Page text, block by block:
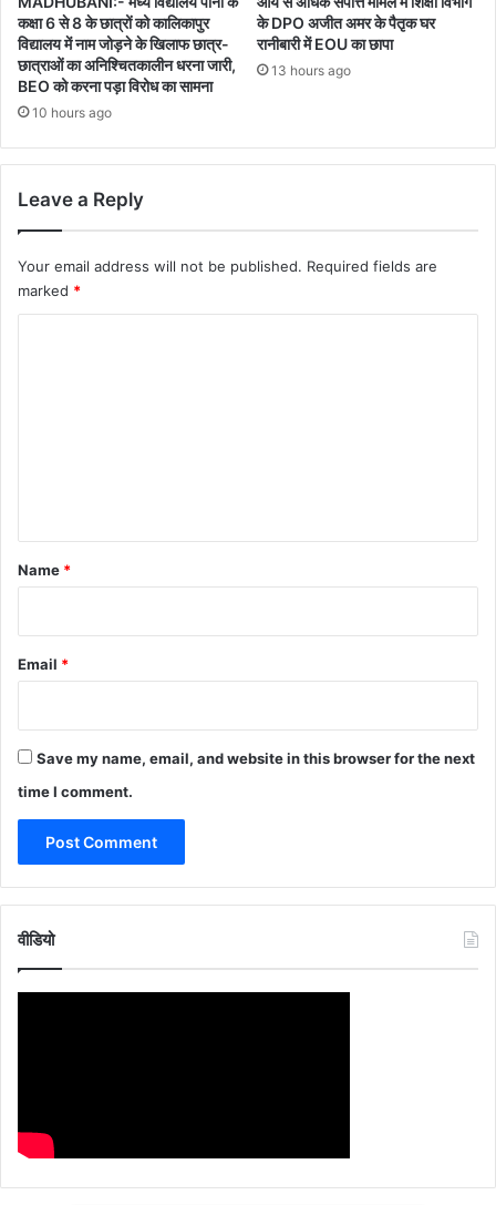
कक्षा 6 से 8 के छात्रों को कालिकापुर
विद्यालय में नाम जोड़ने के खिलाफ छात्र-
छात्राओं का अनिश्चितकालीन धरना जारी,
BEO को करना पड़ा विरोध का सामना
10 hours ago
के DPO अजीत अमर के पैतृक घर
रानीबारी में EOU का छापा
13 hours ago
Leave a Reply
Your email address will not be published. Required fields are
marked *
*
Name *
Email *
Save my name, email, and website in this browser for the next
time I comment.
वीडियो